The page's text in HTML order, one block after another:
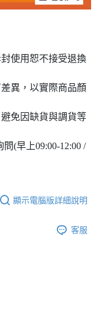
使用恕不接受退換
異，以實際商品顏
免因缺貨與調貨等
(早上09:00-12:00 /
顯示電腦版詳細說明
客服